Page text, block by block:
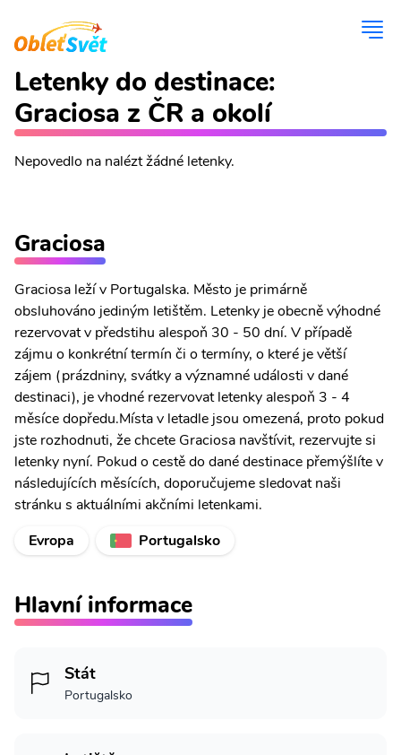
Letenky do destinace:
Graciosa z ČR a okolí
Nepovedlo na nalézt žádné letenky.
Graciosa
Graciosa leží v Portugalska. Město je primárně
obsluhováno jediným letištěm. Letenky je obecně výhodné
rezervovat v předstihu alespoň 30 - 50 dní. V případě
zájmu o konkrétní termín či o termíny, o které je větší
zájem (prázdniny, svátky a významné události v dané
destinaci), je vhodné rezervovat letenky alespoň 3 - 4
měsíce dopředu.Místa v letadle jsou omezená, proto pokud
jste rozhodnuti, že chcete Graciosa navštívit, rezervujte si
letenky nyní. Pokud o cestě do dané destinace přemýšlíte v
následujících měsících, doporučujeme sledovat naši
stránku s aktuálními akčními letenkami.
Evropa
Portugalsko
Hlavní informace
Stát
Portugalsko